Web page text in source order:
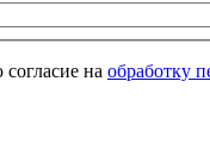
на обработку